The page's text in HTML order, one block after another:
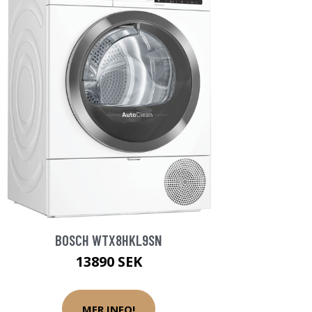
BOSCH WTX8HKL9SN
13890 SEK
MER INFO!